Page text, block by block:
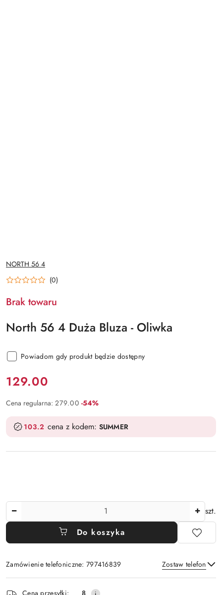
NAZWA
PRODUCENTA:
NORTH 56 4
(0)
Brak towaru
North 56 4 Duża Bluza - Oliwka
Powiadom gdy produkt będzie dostępny
Cena:
129.00
Cena regularna: 279.00 Rabat:
-54%
103.2 cena z kodem: SUMMER
szt.
Do koszyka
Zamówienie telefoniczne: 797416839 Zostaw telefon
Dostępność